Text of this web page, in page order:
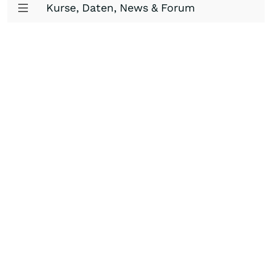
Kurse, Daten, News & Forum